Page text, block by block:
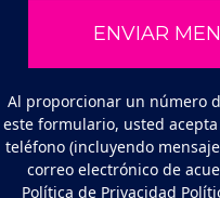
Al proporcionar un número
este formulario, usted
teléfono (incluyendo
correo electrónico de
Política de Privacidad